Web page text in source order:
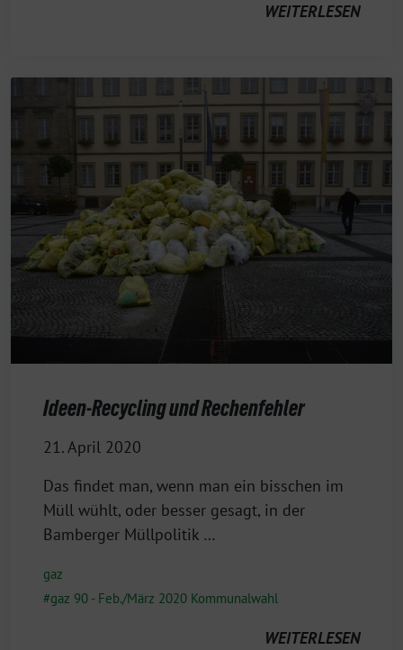
WEITERLESEN
Ideen-Recycling und Rechenfehler
21. April 2020
Das findet man, wenn man ein bisschen im
Müll wühlt, oder besser gesagt, in der
Bamberger Müllpolitik …
gaz
gaz 90 - Feb./März 2020 Kommunalwahl
WEITERLESEN